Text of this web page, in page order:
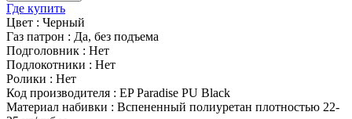
Где купить
Цвет : Черный
Газ патрон : Да, без подъема
Подголовник : Нет
Подлокотники : Нет
Ролики : Нет
Код производителя : EP Paradise PU Black
Материал набивки : Вспененный полиуретан плотностью 22-